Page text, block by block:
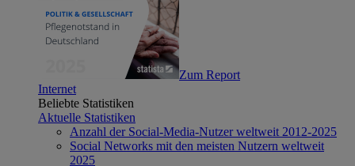
Zum Report
Internet
Beliebte Statistiken
Aktuelle Statistiken
Anzahl der Social-Media-Nutzer weltweit 2012-2025
Social Networks mit den meisten Nutzern weltweit
2025